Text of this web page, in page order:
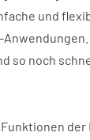
und
so noch
der